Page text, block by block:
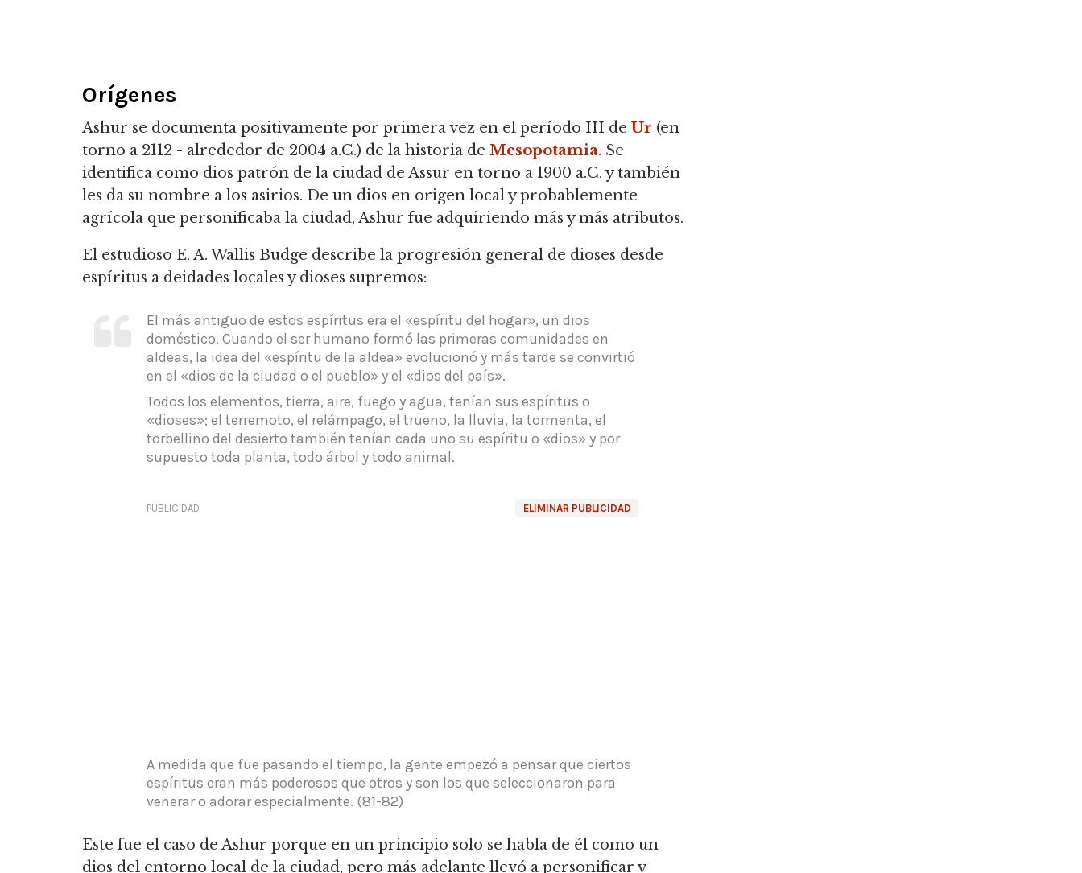
Orígenes
Ashur se documenta positivamente por primera vez en el período III de Ur (en
torno a 2112 - alrededor de 2004 a.C.) de la historia de Mesopotamia. Se
identifica como dios patrón de la ciudad de Assur en torno a 1900 a.C. y también
les da su nombre a los asirios. De un dios en origen local y probablemente
agrícola que personificaba la ciudad, Ashur fue adquiriendo más y más atributos.
El estudioso E. A. Wallis Budge describe la progresión general de dioses desde
espíritus a deidades locales y dioses supremos:
El más antiguo de estos espíritus era el «espíritu del hogar», un dios
doméstico. Cuando el ser humano formó las primeras comunidades en
aldeas, la idea del «espíritu de la aldea» evolucionó y más tarde se convirtió
en el «dios de la ciudad o el pueblo» y el «dios del país».
Todos los elementos, tierra, aire, fuego y agua, tenían sus espíritus o
«dioses»; el terremoto, el relámpago, el trueno, la lluvia, la tormenta, el
torbellino del desierto también tenían cada uno su espíritu o «dios» y por
supuesto toda planta, todo árbol y todo animal.
ELIMINAR PUBLICIDAD
PUBLICIDAD
A medida que fue pasando el tiempo, la gente empezó a pensar que ciertos
espíritus eran más poderosos que otros y son los que seleccionaron para
venerar o adorar especialmente. (81-82)
Este fue el caso de Ashur porque en un principio solo se habla de él como un
dios del entorno local de la ciudad, pero más adelante llevó a personificar y